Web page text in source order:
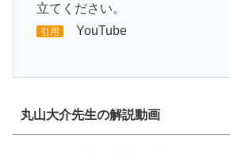
立てください。
引用 YouTube
丸山大介先生の解説動画